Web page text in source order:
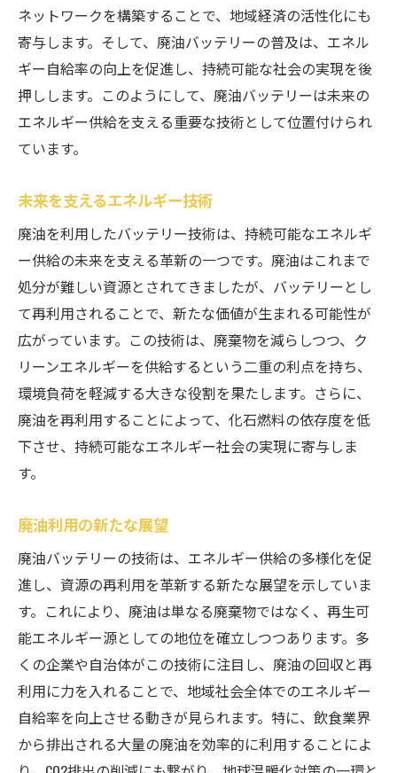
ネットワークを構築することで、地域経済の活性化にも
寄与します。そして、廃油バッテリーの普及は、エネル
ギー自給率の向上を促進し、持続可能な社会の実現を後
押しします。このようにして、廃油バッテリーは未来の
エネルギー供給を支える重要な技術として位置付けられ
ています。
未来を支えるエネルギー技術
廃油を利用したバッテリー技術は、持続可能なエネルギ
ー供給の未来を支える革新の一つです。廃油はこれまで
処分が難しい資源とされてきましたが、バッテリーとし
て再利用されることで、新たな価値が生まれる可能性が
広がっています。この技術は、廃棄物を減らしつつ、ク
リーンエネルギーを供給するという二重の利点を持ち、
環境負荷を軽減する大きな役割を果たします。さらに、
廃油を再利用することによって、化石燃料の依存度を低
下させ、持続可能なエネルギー社会の実現に寄与しま
す。
廃油利用の新たな展望
廃油バッテリーの技術は、エネルギー供給の多様化を促
進し、資源の再利用を革新する新たな展望を示していま
す。これにより、廃油は単なる廃棄物ではなく、再生可
能エネルギー源としての地位を確立しつつあります。多
くの企業や自治体がこの技術に注目し、廃油の回収と再
利用に力を入れることで、地域社会全体でのエネルギー
自給率を向上させる動きが見られます。特に、飲食業界
から排出される大量の廃油を効率的に利用することによ